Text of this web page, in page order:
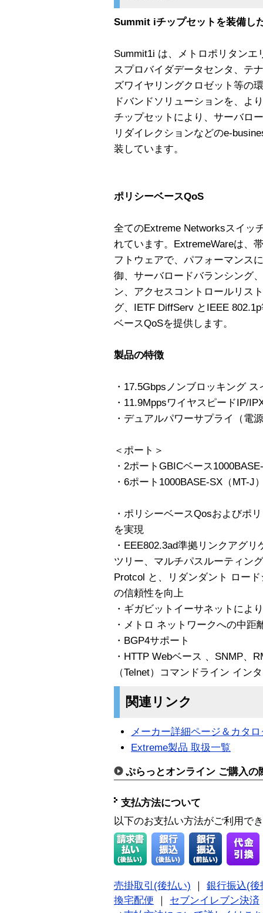
Summit iチップセットを装備し
Summit1i は、メトロポリタン
スプロバイダデータセンタ、テ
ズワイヤリングクロゼット等の
ドバンドソリューションを、よ
チップセットにより、サーバロ
リダイレクションなどのe-
装しています。
ポリシーベースQoS
全てのExtreme Networksスイッ
れています。ExtremeWareは、
フトウェアで、パフォーマンス
御、サーバロードバランシング
ン、アクセスコントロールリス
グ、IETF DiffServ とIEEE
ベースQoSを提供します。
製品の特徴
・17.5Gbpsノンブロッキング
・11.9MppsワイヤスピードIP/
・デュアルパワーサプライ（電
＜ポート＞
・2ポートGBICベース
・6ポート1000BASE-SX（MT-J
・ポリシーベースQosおよびポ
を実現
・EEE802.3ad準拠リンクアグ
ツリー、マルチパスルーティン
Protcol と、リダンダント ロー
の信頼性を向上
・ギガビットイーサネットによ
・メトロ ネットワークへの中距
・BGP4サポート
・HTTP Webベース 、SNMP、
（Telnet）コマンドライン イン
関連リンク
メーカー詳細ページ＆カタ
Extreme製品 取扱一覧
ぷらっとオンライン ご購入の
支払方法について
以下のお支払い方法がご利用で
売掛取引(後払い)
銀行振込(後
換宅配便
セブンイレブン決済